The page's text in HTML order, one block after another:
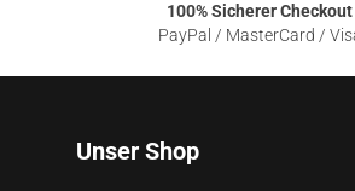
100% Sicherer Checkout
PayPal / MasterCard /
Unser Shop